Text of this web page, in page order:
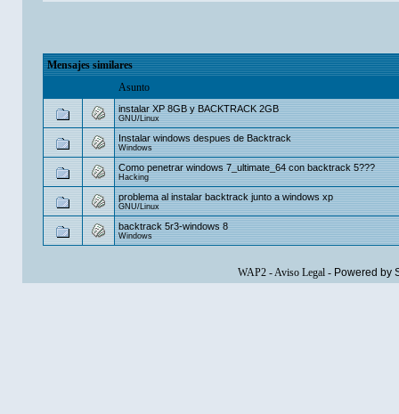
Mensajes similares
Asunto
instalar XP 8GB y BACKTRACK 2GB
GNU/Linux
Instalar windows despues de Backtrack
Windows
Como penetrar windows 7_ultimate_64 con backtrack 5???
Hacking
problema al instalar backtrack junto a windows xp
GNU/Linux
backtrack 5r3-windows 8
Windows
WAP2-Aviso Legal- Powered by